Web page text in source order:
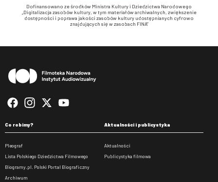
Dofinansowano ze środków Ministra Kultury i Dziedzictwa Narodowego
„Digitalizacja zasobów kultury, w tym materiałów archiwalnych, zwiększenie
dostępności i poprawa jakości zasobów kultury udostępnianych cyfrowo
znajdujących się w zasobach FINA”
Co robimy?
Pleograf
Lista Polskiego Dziedzictwa Filmowego
Biogramy.pl. Polski Portal Biograficzny
Archiwum
Aktualności i publicystyka
Aktualności
Publicystyka filmowa